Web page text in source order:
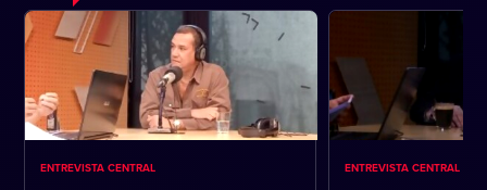
ENTREVISTA CENTRAL ENTREVISTA CENTRAL